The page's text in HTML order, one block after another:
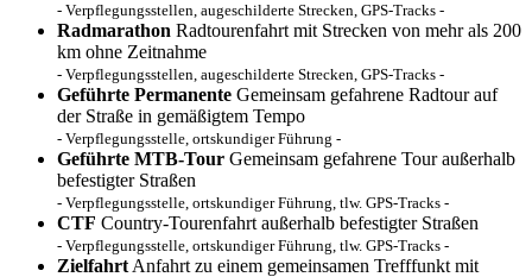
- Verpflegungsstellen, augeschilderte Strecken, GPS-Tracks -
Radmarathon Radtourenfahrt mit Strecken von mehr als 200
km ohne Zeitnahme
- Verpflegungsstellen, augeschilderte Strecken, GPS-Tracks -
Geführte Permanente Gemeinsam gefahrene Radtour auf
der Straße in gemäßigtem Tempo
- Verpflegungsstelle, ortskundiger Führung -
Geführte MTB-Tour Gemeinsam gefahrene Tour außerhalb
befestigter Straßen
- Verpflegungsstelle, ortskundiger Führung, tlw. GPS-Tracks -
CTF Country-Tourenfahrt außerhalb befestigter Straßen
- Verpflegungsstelle, ortskundiger Führung, tlw. GPS-Tracks -
Zielfahrt Anfahrt zu einem gemeinsamen Trefffunkt mit